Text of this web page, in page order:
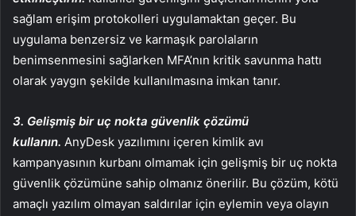
sağlam erişim protokolleri uygulamaktan geçer. Bu
uygulama benzersiz ve karmaşık parolaların
benimsenmesini sağlarken MFA’nın kritik savunma hattı
olarak yaygın şekilde kullanılmasına imkan tanır.
3. Gelişmiş bir uç nokta güvenlik çözümü
kullanın. AnyDesk yazılımını içeren kimlik avı
kampanyasının kurbanı olmamak için gelişmiş bir uç nokta
güvenlik çözümüne sahip olmanız önerilir. Bu çözüm, kötü
amaçlı yazılım olmayan saldırılar için eylemin veya olayın